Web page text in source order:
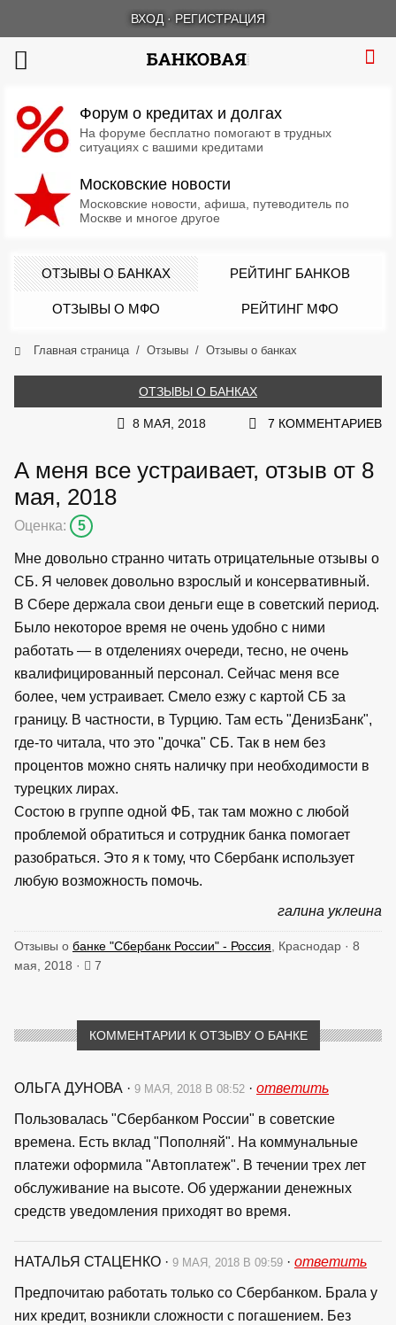
ВХОД · РЕГИСТРАЦИЯ
Форум о кредитах и долгах
На форуме бесплатно помогают в трудных
ситуациях с вашими кредитами
Московские новости
Московские новости, афиша, путеводитель по
Москве и многое другое
ОТЗЫВЫ О БАНКАХ РЕЙТИНГ БАНКОВ
ОТЗЫВЫ О МФО РЕЙТИНГ МФО
Главная страница Отзывы Отзывы о банках
ОТЗЫВЫ О БАНКАХ
8 МАЯ, 2018 7 КОММЕНТАРИЕВ
А меня все устраивает, отзыв от 8
мая, 2018
Оценка: 5
Мне довольно странно читать отрицательные отзывы о
СБ. Я человек довольно взрослый и консервативный.
В Сбере держала свои деньги еще в советский период.
Было некоторое время не очень удобно с ними
работать — в отделениях очереди, тесно, не очень
квалифицированный персонал. Сейчас меня все
более, чем устраивает. Смело езжу с картой СБ за
границу. В частности, в Турцию. Там есть "ДенизБанк",
где-то читала, что это "дочка" СБ. Так в нем без
процентов можно снять наличку при необходимости в
турецких лирах.
Состою в группе одной ФБ, так там можно с любой
проблемой обратиться и сотрудник банка помогает
разобраться. Это я к тому, что Сбербанк использует
любую возможность помочь.
галина уклеина
Отзывы о банке "Сбербанк России" - Россия , Краснодар · 8
мая, 2018 ·
7
КОММЕНТАРИИ К ОТЗЫВУ О БАНКЕ
ОЛЬГА ДУНОВА · 9 МАЯ, 2018 В 08:52 · ответить
Пользовалась "Сбербанком России" в советские
времена. Есть вклад "Пополняй". На коммунальные
платежи оформила "Автоплатеж". В течении трех лет
обслуживание на высоте. Об удержании денежных
средств уведомления приходят во время.
НАТАЛЬЯ СТАЦЕНКО · 9 МАЯ, 2018 В 09:59 · ответить
Предпочитаю работать только со Сбербанком. Брала у
них кредит, возникли сложности с погашением. Без